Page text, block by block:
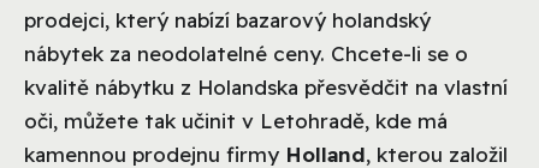
prodejci, který nabízí bazarový holandský
nábytek za neodolatelné ceny. Chcete-li se o
kvalitě nábytku z Holandska přesvědčit na vlastní
oči, můžete tak učinit v Letohradě, kde má
kamennou prodejnu firmy Holland, kterou založil